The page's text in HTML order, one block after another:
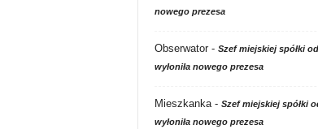
nowego prezesa
Obserwator- Szef miejskiej spółki
wyłoniła nowego prezesa
Mieszkanka- Szef miejskiej spółki
wyłoniła nowego prezesa